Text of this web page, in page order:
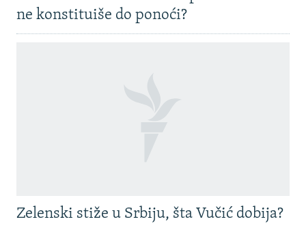
ne konstituiše do ponoći?
Zelenski stiže u Srbiju, šta Vučić dobija?